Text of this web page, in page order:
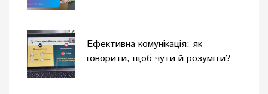
Ефективна комунікація: як
говорити, щоб чути й розуміти?